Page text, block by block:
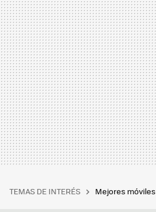
TEMAS DE INTERÉS Mejores móviles